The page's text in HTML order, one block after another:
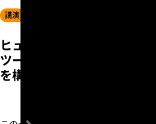
講演
ヒューマノイド ロボット向
ツーエンドのフィジカル AI
を構築する方法